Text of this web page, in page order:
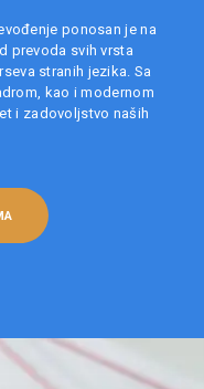
ponosan je na
prevoda svih vrsta
stranih jezika. Sa
kao i modernom
i zadovoljstvo naših